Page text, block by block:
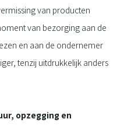
van producten
van bezorging aan de
en aan de ondernemer
tenzij uitdrukkelijk anders
opzegging en